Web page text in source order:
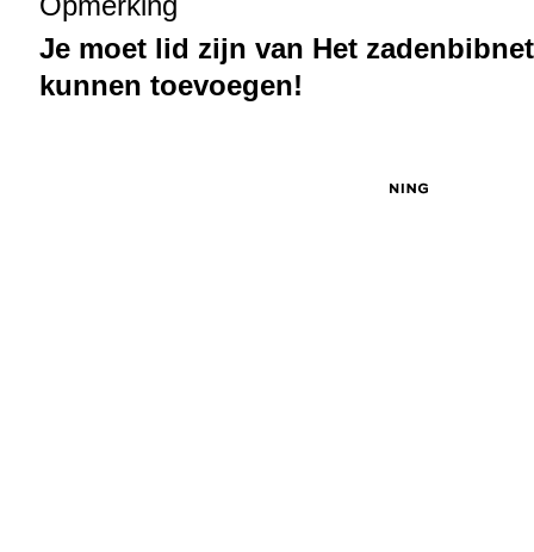
Je moet lid zijn van Het
kunnen toevoegen!